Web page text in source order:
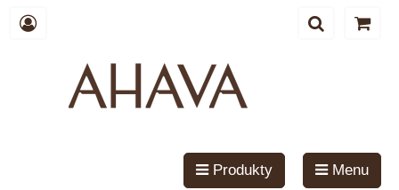
Produkty Menu